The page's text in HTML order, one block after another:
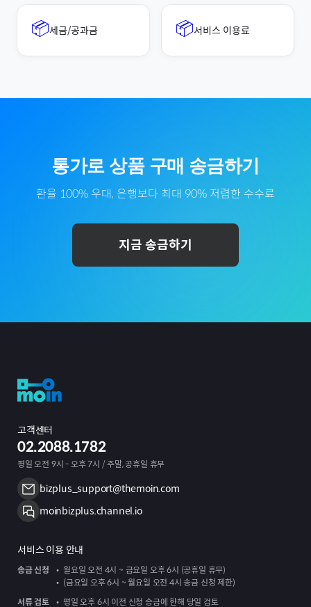
📦세금/공과금 📦서비스 이용료
통가로 상품 구매 송금하기
환율 100% 우대, 은행보다 최대 90% 저렴한 수수료
지금 송금하기
고객센터
02.2088.1782
평일 오전 9시 - 오후 7시 / 주말, 공휴일 휴무
bizplus_support@themoin.com
moinbizplus.channel.io
서비스 이용 안내
송금 신청
월요일 오전 4시 ~ 금요일 오후 6시 (공휴일 휴무)
(금요일 오후 6시 ~ 월요일 오전 4시 송금 신청 제한)
서류 검토
평일 오후 6시 이전 신청 송금에 한해 당일 검토